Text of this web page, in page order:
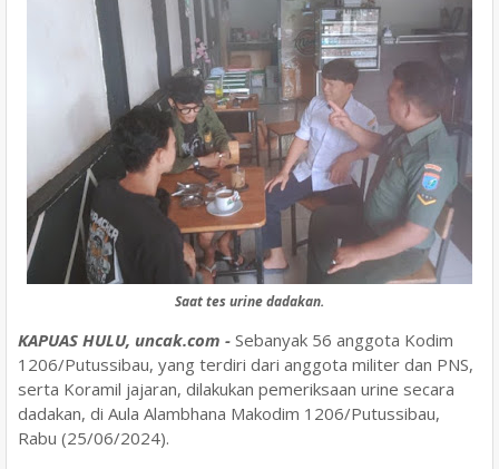
Saat tes urine dadakan.
KAPUAS HULU, uncak.com - Sebanyak 56 anggota Kodim
1206/Putussibau, yang terdiri dari anggota militer dan PNS,
serta Koramil jajaran, dilakukan pemeriksaan urine secara
dadakan, di Aula Alambhana Makodim 1206/Putussibau,
Rabu (25/06/2024).